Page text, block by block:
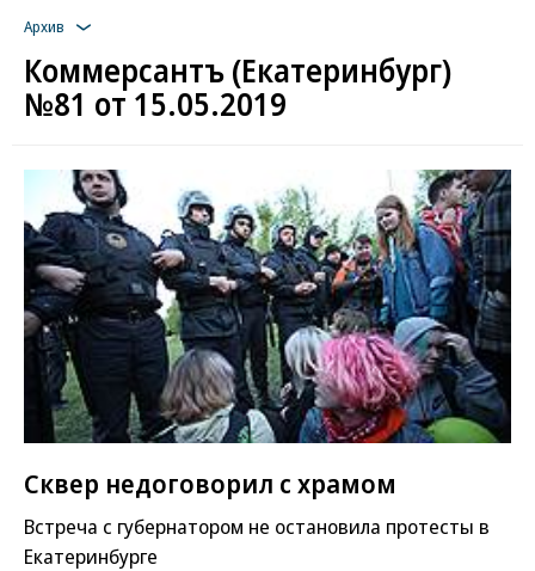
Архив
Коммерсантъ (Екатеринбург)
№81 от 15.05.2019
Сквер недоговорил с храмом
Встреча с губернатором не остановила протесты в
Екатеринбурге